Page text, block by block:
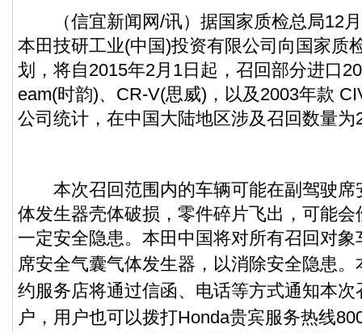
（信宜新闻 网/讯）据国家质检总局12
本田技研工业(中国)投资有限公司向国家质
划，将自2015年2月1日起，召回部分进口
eam(时韵)、CR-V(思威)，以及2003年款
公司统计，在中国大陆地区涉及召回数量为
本次召回范围内的车辆可能在副驾驶席
体发生器壳体破损，零件碎片飞出，可能
一定安全隐患。本田中国将对所有召回对
席安全气囊气体发生器，以消除安全隐患。
约服务店将通过信函、电话等方式通知本
户，用户也可以拨打Honda贵宾服务热线